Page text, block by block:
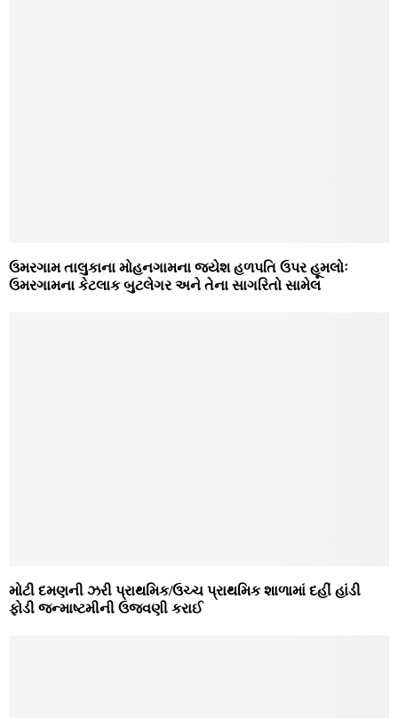
ઉમરગામ તાલુકાના મોહનગામના જયેશ હળપતિ ઉપર હૂમલોઃ
ઉમરગામના કેટલાક બુટલેગર અને તેના સાગરિતો સામેલ
મોટી દમણની ઝરી પ્રાથમિક/ઉચ્‍ચ પ્રાથમિક શાળામાં દહીં હાંડી
ફોડી જન્‍માષ્‍ટમીની ઉજવણી કરાઈ